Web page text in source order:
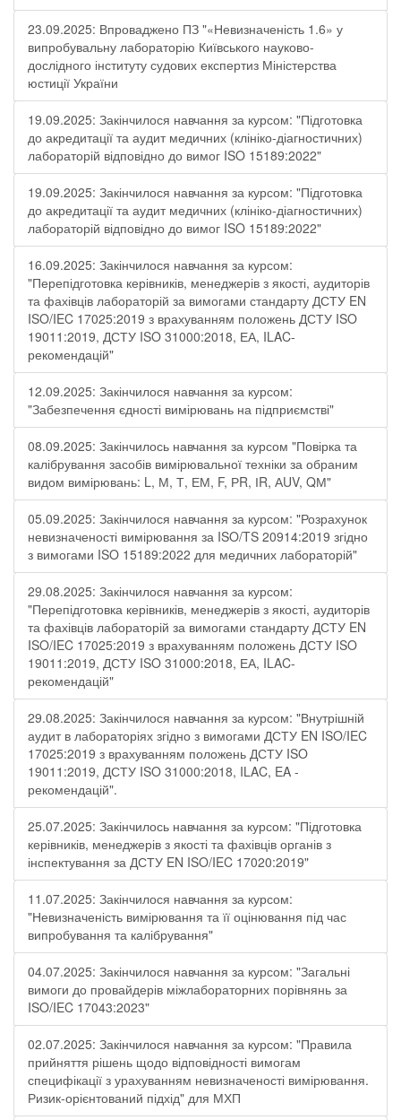
23.09.2025: Впроваджено ПЗ "«Невизначеність 1.6» у
випробувальну лабораторію Київського науково-
дослідного інституту судових експертиз Міністерства
юстиції України
19.09.2025: Закінчилося навчання за курсом: "Підготовка
до акредитації та аудит медичних (клініко-діагностичних)
лабораторій відповідно до вимог ISO 15189:2022"
19.09.2025: Закінчилося навчання за курсом: "Підготовка
до акредитації та аудит медичних (клініко-діагностичних)
лабораторій відповідно до вимог ISO 15189:2022"
16.09.2025: Закінчилося навчання за курсом:
"Перепідготовка керівників, менеджерів з якості, аудиторів
та фахівців лабораторій за вимогами стандарту ДСТУ EN
ISO/IEC 17025:2019 з врахуванням положень ДСТУ ISO
19011:2019, ДСТУ ISO 31000:2018, ЕА, ILAC-
рекомендацій"
12.09.2025: Закінчилося навчання за курсом:
"Забезпечення єдності вимірювань на підприємстві"
08.09.2025: Закінчилось навчання за курсом "Повірка та
калібрування засобів вимірювальної техніки за обраним
видом вимірювань: L, М, Т, ЕМ, F, РR, ІR, АUV, QМ"
05.09.2025: Закінчилося навчання за курсом: "Розрахунок
невизначеності вимірювання за ISO/TS 20914:2019 згідно
з вимогами ISO 15189:2022 для медичних лабораторій"
29.08.2025: Закінчилося навчання за курсом:
"Перепідготовка керівників, менеджерів з якості, аудиторів
та фахівців лабораторій за вимогами стандарту ДСТУ EN
ISO/IEC 17025:2019 з врахуванням положень ДСТУ ISO
19011:2019, ДСТУ ISO 31000:2018, ЕА, ILAC-
рекомендацій"
29.08.2025: Закінчилося навчання за курсом: "Внутрішній
аудит в лабораторіях згідно з вимогами ДСТУ EN ISO/IEC
17025:2019 з врахуванням положень ДСТУ ISO
19011:2019, ДСТУ ISO 31000:2018, ILAC, EA -
рекомендацій".
25.07.2025: Закінчилось навчання за курсом: "Підготовка
керівників, менеджерів з якості та фахівців органів з
інспектування за ДСТУ EN ISO/IEC 17020:2019"
11.07.2025: Закінчилося навчання за курсом:
"Невизначеність вимірювання та її оцінювання під час
випробування та калібрування"
04.07.2025: Закінчилося навчання за курсом: "Загальні
вимоги до провайдерів міжлабораторних порівнянь за
ISO/IEC 17043:2023"
02.07.2025: Закінчилося навчання за курсом: "Правила
прийняття рішень щодо відповідності вимогам
специфікації з урахуванням невизначеності вимірювання.
Ризик-орієнтований підхід" для МХП